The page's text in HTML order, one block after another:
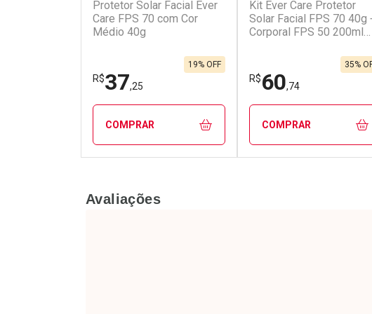
Ativar Desconto
Por R$ 259,90/cada
Por R$ 259,90/cada
Ativar Desconto
Por R$ 39,90/cada
Por R$ 39,90/cada
Protetor Solar Facial Ever
Care FPS 70 com Cor
Médio 40g
R$37,25
19% OFF
COMPRAR
Laboratório
Por Menos
Kit Ever Care Protetor
Solar Facial FPS 70 40g
Corporal FPS 50 200ml
R$60,74
35%
COMPRAR
Avaliações